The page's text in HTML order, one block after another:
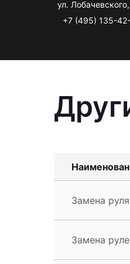
ул.
+7 (495) 135-
Замена
Замена